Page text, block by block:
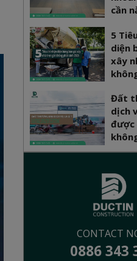
cần
5
diện
xây
Đất
dịch
được
pháp
CONTACT
0886 343